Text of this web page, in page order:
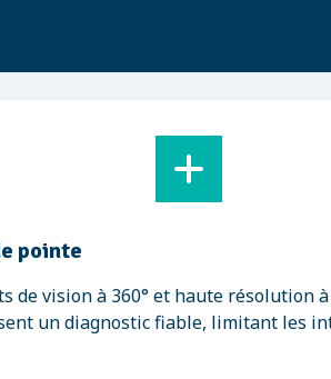
pointe
de vision à 360° et haute résolution
un diagnostic fiable, limitant les